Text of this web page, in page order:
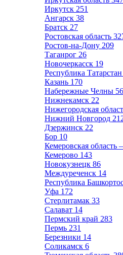
Иркутск 251
Ангарск 38
Братск 27
Ростовская область
Ростов-на-Дону 209
Таганрог 26
Новочеркасск 19
Республика Татарстан
Казань 170
Набережные Челны 56
Нижнекамск 22
Нижегородская
Нижний Новгород
Дзержинск 22
Бор 10
Кемеровская область
Кемерово 143
Новокузнецк 86
Междуреченск 14
Республика
Уфа 172
Стерлитамак 33
Салават 14
Пермский край 283
Пермь 231
Березники 14
Соликамск 6